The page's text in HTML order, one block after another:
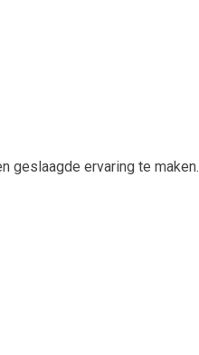
geslaagde ervaring te maken.